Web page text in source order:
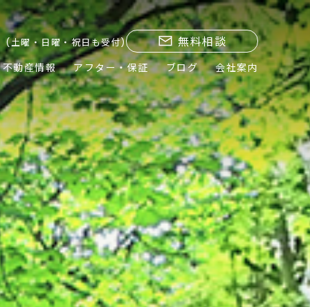
(土曜・日曜・祝日も受付) 無料相談
不動産情報 アフター・保証 ブログ 会社案内